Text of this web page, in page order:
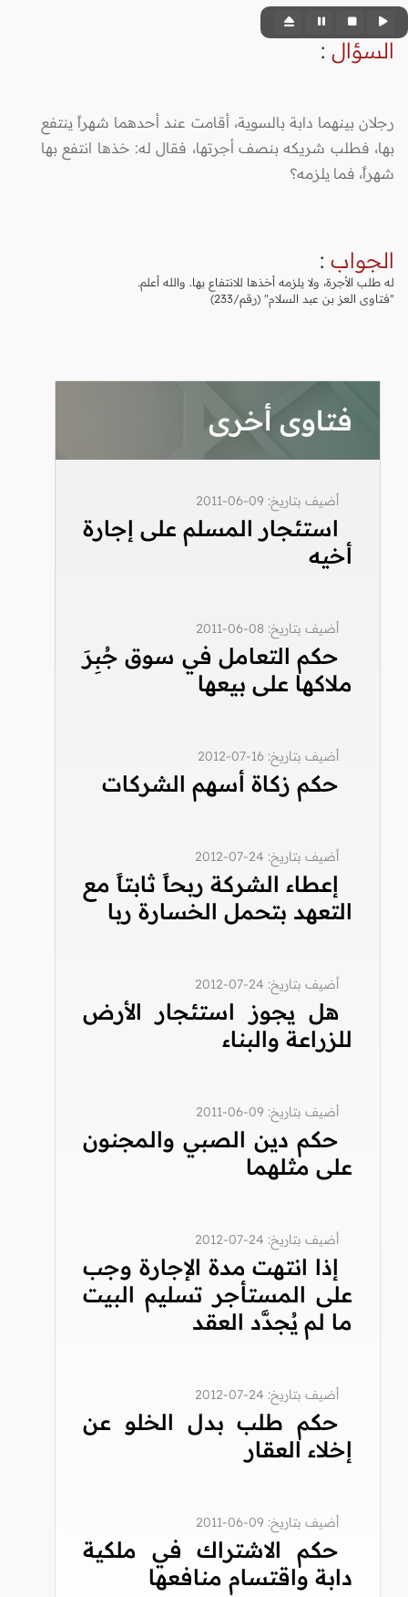
السؤال :
رجلان بينهما دابة بالسوية، أقامت عند أحدهما شهراً ينتفع
بها، فطلب شريكه بنصف أجرتها، فقال له: خذها انتفع بها
شهراً، فما يلزمه؟
الجواب :
له طلب الأجرة، ولا يلزمه أخذها للانتفاع بها. والله أعلم.
"فتاوى العز بن عبد السلام" (رقم/233)
فتاوى أخرى
أضيف بتاريخ: 09-06-2011
استئجار المسلم على إجارة
أخيه
أضيف بتاريخ: 08-06-2011
حكم التعامل في سوق جُبِرَ
ملاكها على بيعها
أضيف بتاريخ: 16-07-2012
حكم زكاة أسهم الشركات
أضيف بتاريخ: 24-07-2012
إعطاء الشركة ربحاً ثابتاً مع
التعهد بتحمل الخسارة ربا
أضيف بتاريخ: 24-07-2012
هل يجوز استئجار الأرض
للزراعة والبناء
أضيف بتاريخ: 09-06-2011
حكم دين الصبي والمجنون
على مثلهما
أضيف بتاريخ: 24-07-2012
إذا انتهت مدة الإجارة وجب
على المستأجر تسليم البيت
ما لم يُجدَّد العقد
أضيف بتاريخ: 24-07-2012
حكم طلب بدل الخلو عن
إخلاء العقار
أضيف بتاريخ: 09-06-2011
حكم الاشتراك في ملكية
دابة واقتسام منافعها